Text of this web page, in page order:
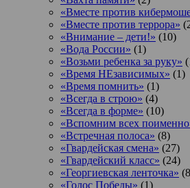
«Вместе против
«Вместе против террора»
«Внимание – дети!» (10)
«Вода России» (1)
«Возьми ребенка за руку»
«Время НЕзависимых» (1)
«Время помнить» (1)
«Всегда в строю» (4)
«Всегда в форме» (10)
«Вспомним всех
«Встречная полоса» (8)
«Гвардейская смена» (27)
«Гвардейский класс» (24)
«Георгиевская ленточка»
«Голос Победы» (1)